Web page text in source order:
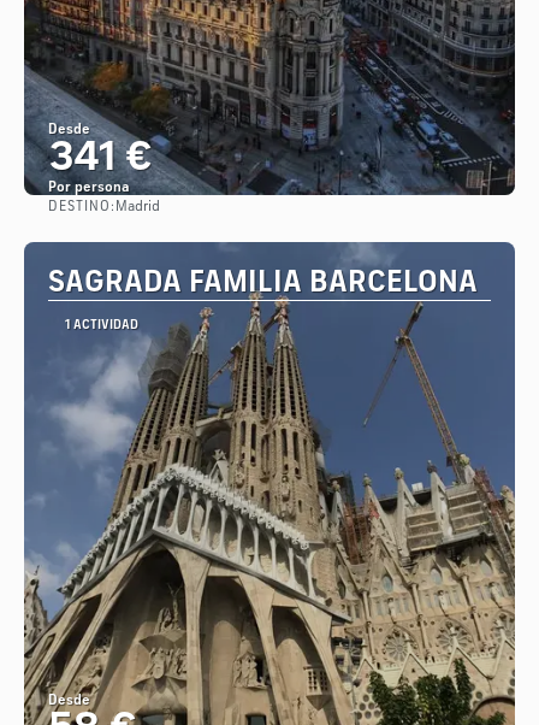
Desde
341 €
Por persona
DESTINO: Madrid
SAGRADA FAMILIA BARCELONA
1 ACTIVIDAD
Desde